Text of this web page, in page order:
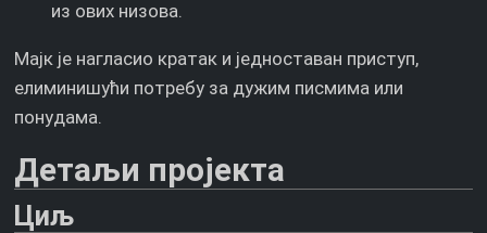
из ових низова.
Мајк је нагласио кратак и једноставан приступ,
елиминишући потребу за дужим писмима или
понудама.
Детаљи пројекта
Циљ